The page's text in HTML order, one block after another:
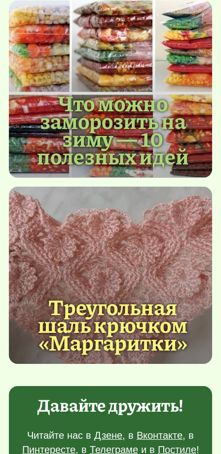
Что можно
заморозить на
зиму — 10
полезных идей
Треугольная
шаль крючком
«Маргаритки»
Давайте дружить!
Читайте нас в Дзене, в Вконтакте, в
Пинтересте, в Телеграмеи в Постиле!